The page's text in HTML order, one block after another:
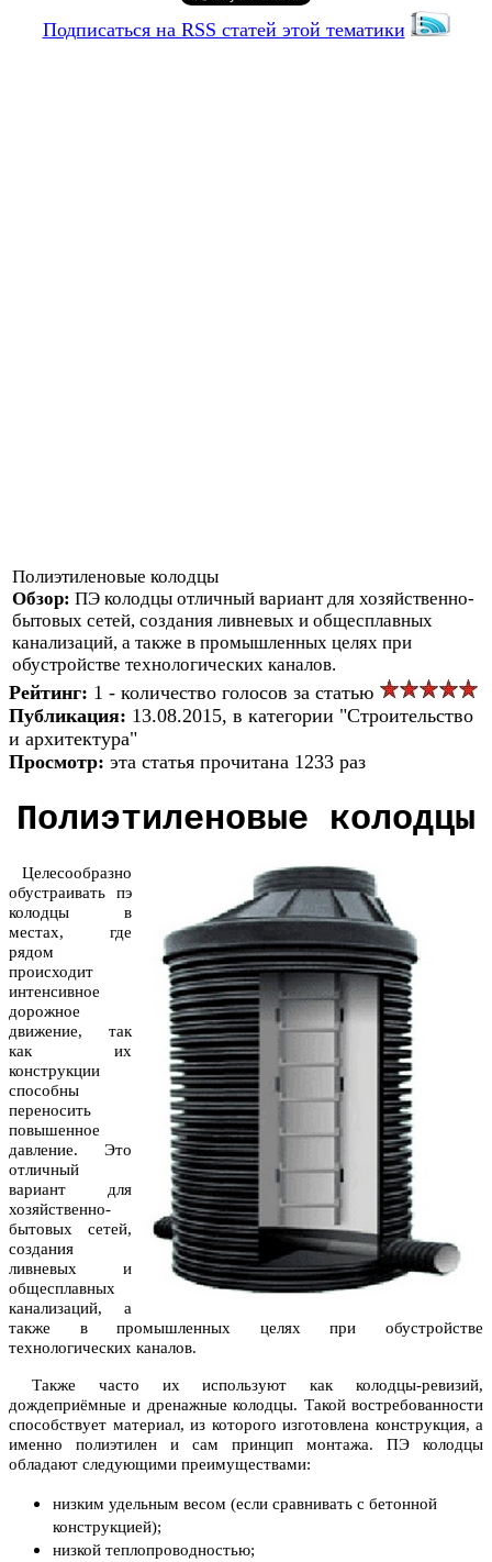
Подписаться на RSS статей этой тематики
Полиэтиленовые колодцы
Обзор: ПЭ колодцы отличный вариант для хозяйственно-
бытовых сетей, создания ливневых и общесплавных
канализаций, а также в промышленных целях при
обустройстве технологических каналов.
Рейтинг: 1 - количество голосов за статью
Публикация: 13.08.2015, в категории "Строительство
и архитектура"
Просмотр: эта статья прочитана 1233 раз
Полиэтиленовые колодцы
Целесообразно
обустраивать пэ
колодцы в
местах, где
рядом
происходит
интенсивное
дорожное
движение, так
как их
конструкции
способны
переносить
повышенное
давление. Это
отличный
вариант для
хозяйственно-
бытовых сетей,
создания
ливневых и
общесплавных
канализаций, а
также в промышленных целях при обустройстве
технологических каналов.
Также часто их используют как колодцы-ревизий,
дождеприёмные и дренажные колодцы. Такой востребованности
способствует материал, из которого изготовлена конструкция, а
именно полиэтилен и сам принцип монтажа. ПЭ колодцы
обладают следующими преимуществами:
низким удельным весом (если сравнивать с бетонной
конструкцией);
низкой теплопроводностью;